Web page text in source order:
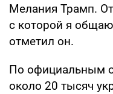
Мелания Трамп.
с которой я
отметил он.
По официальным
около 20 тысяч